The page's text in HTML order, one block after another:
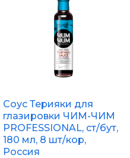
Соус Терияки для
глазировки ЧИМ-ЧИМ
PROFESSIONAL, ст/бут,
180 мл, 8 шт/кор,
Россия